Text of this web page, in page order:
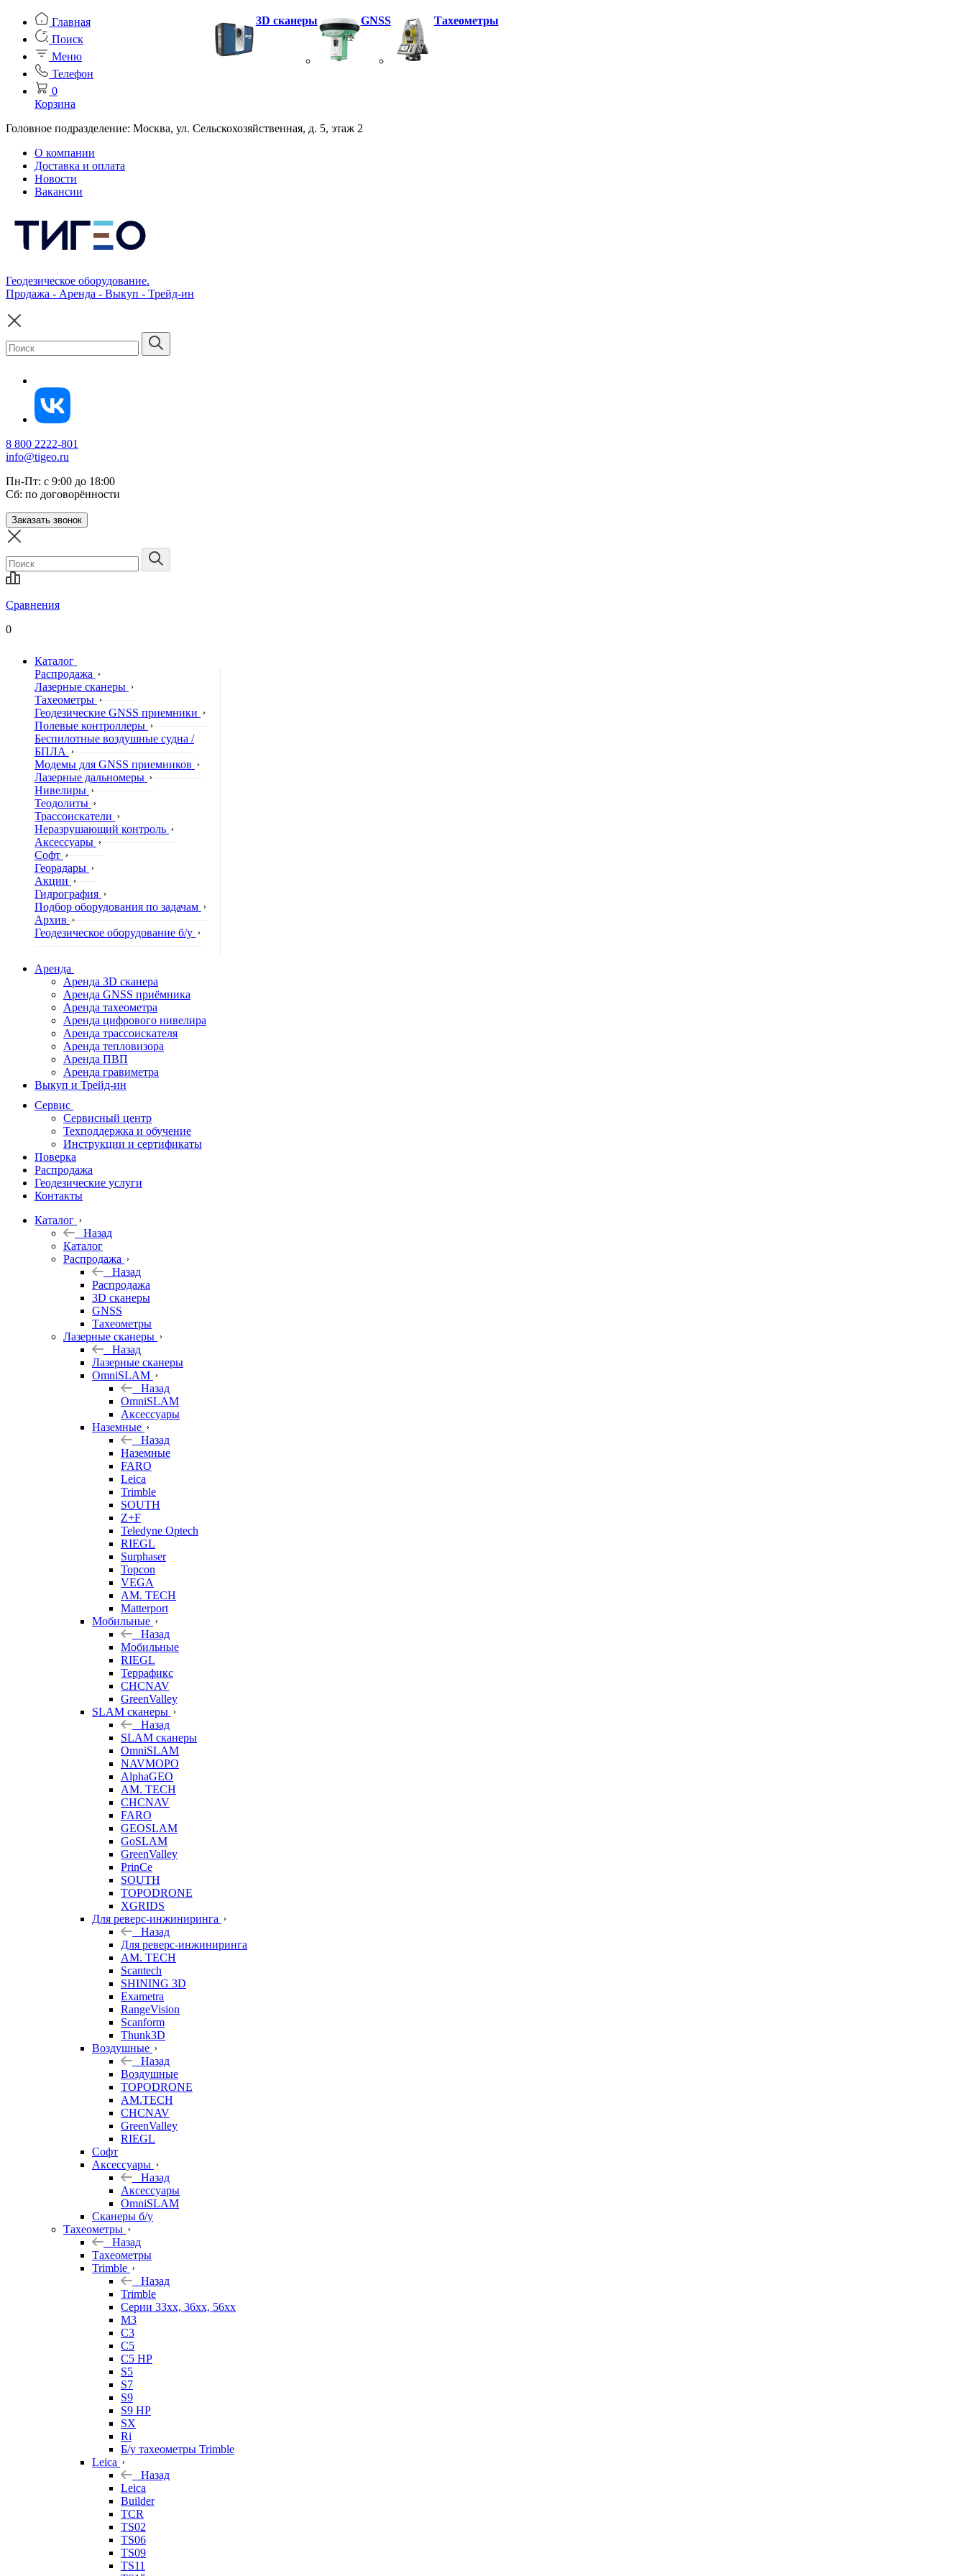
Главная
Поиск
Меню
Телефон
0
Корзина
Головное подразделение: Москва, ул. Сельскохозяйственная, д. 5, этаж 2
О компании
Доставка и оплата
Новости
Вакансии
Геодезическое оборудование.
Продажа - Аренда - Выкуп - Трейд-ин
8 800 2222-801
info@tigeo.ru
Пн-Пт: с 9:00 до 18:00
Сб: по договорённости
Заказать звонок
Сравнения
0
Каталог
Распродажа
Лазерные сканеры
Тахеометры
Геодезические GNSS приемники
Полевые контроллеры
Беспилотные воздушные судна /
БПЛА
Модемы для GNSS приемников
Лазерные дальномеры
Нивелиры
Теодолиты
Трассоискатели
Неразрушающий контроль
Аксессуары
Софт
Георадары
Акции
Гидрография
Подбор оборудования по задачам
Архив
Геодезическое оборудование б/у
3D сканеры GNSS Тахеометры
Аренда
Аренда 3D сканера
Аренда GNSS приёмника
Аренда тахеометра
Аренда цифрового нивелира
Аренда трассоискателя
Аренда тепловизора
Аренда ПВП
Аренда гравиметра
Выкуп и Трейд-ин
Сервис
Сервисный центр
Техподдержка и обучение
Инструкции и сертификаты
Поверка
Распродажа
Геодезические услуги
Контакты
Каталог
Назад
Каталог
Распродажа
Назад
Распродажа
3D сканеры
GNSS
Тахеометры
Лазерные сканеры
Назад
Лазерные сканеры
OmniSLAM
Назад
OmniSLAM
Аксессуары
Наземные
Назад
Наземные
FARO
Leica
Trimble
SOUTH
Z+F
Teledyne Optech
RIEGL
Surphaser
Topcon
VEGA
AM. TECH
Matterport
Мобильные
Назад
Мобильные
RIEGL
Террафикс
CHCNAV
GreenValley
SLAM сканеры
Назад
SLAM сканеры
OmniSLAM
NAVMOPO
AlphaGEO
AM. TECH
CHCNAV
FARO
GEOSLAM
GoSLAM
GreenValley
PrinCe
SOUTH
TOPODRONE
XGRIDS
Для реверс-инжиниринга
Назад
Для реверс-инжиниринга
AM. TECH
Scantech
SHINING 3D
Exametra
RangeVision
Scanform
Thunk3D
Воздушные
Назад
Воздушные
TOPODRONE
AM.TECH
CHCNAV
GreenValley
RIEGL
Софт
Аксессуары
Назад
Аксессуары
OmniSLAM
Сканеры б/у
Тахеометры
Назад
Тахеометры
Trimble
Назад
Trimble
Серии 33xx, 36xx, 56xx
M3
C3
C5
C5 HP
S5
S7
S9
S9 HP
SX
Ri
Б/у тахеометры Trimble
Leica
Назад
Leica
Builder
TCR
TS02
TS06
TS09
TS11